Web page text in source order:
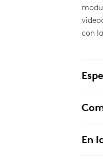
con
En